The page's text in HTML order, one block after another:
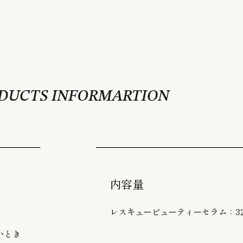
INFORMARTION
とき
内容量
レスキュービューティーセラム